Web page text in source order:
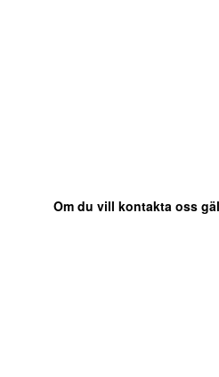
Om du vill kontakta oss